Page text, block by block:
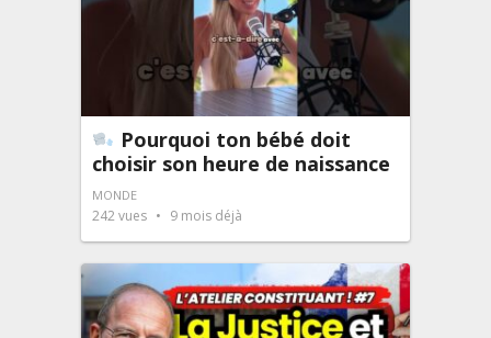
Pourquoi ton bébé doit
choisir son heure de naissance
MONDE
242vues 9 mois déjà